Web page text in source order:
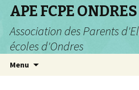
APE FCPE ONDRES
Association des Parents
écoles d'Ondres
Menu